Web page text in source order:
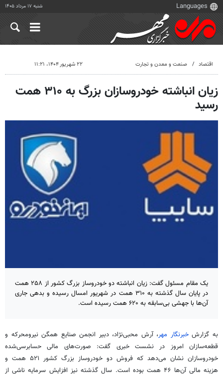
شنبه ۱۷ مرداد ۱۴۰۵
اقتصاد صنعت و معدن و تجارت ۲۲ شهریور ۱۴۰۴، ۱۱:۲۱
زیان انباشته خودروسازان بزرگ به ۳۱۰ همت
رسید
یک مقام مسئول گفت: زیان انباشته دو خودروساز بزرگ کشور از ۲۵۸ همت
در پایان سال گذشته به ۳۱۰ همت در شهریور امسال رسیده و بدهی جاری
آن‌ها با جهشی بی‌سابقه به ۶۲۰ همت رسیده است.
به گزارشخبرنگار مهر، آرش محبی‌نژاد، دبیر انجمن صنایع همگن نیرومحرکه و
قطعه‌سازان امروز در نشست خبری گفت: صورت‌های مالی حسابرسی‌شده
خودروسازان نشان می‌دهد که فروش دو خودروساز بزرگ کشور ۵۲۱ همت و
هزینه مالی آن‌ها ۴۶ همت بوده است. سال گذشته نیز افزایش سرمایه ناشی از